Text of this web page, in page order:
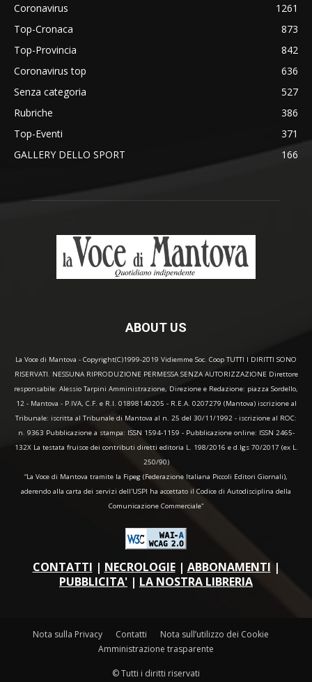
Coronavirus
1261
Top-Cronaca
873
Top-Provincia
842
Coronavirus top
636
Senza categoria
527
Rubriche
386
Top-Eventi
371
GALLERY DELLO SPORT
166
ABOUT US
La Voce di Mantova - Copyright(C)1999-2019 Vidiemme Soc. Coop TUTTI I DIRITTI SONO
RISERVATI. NESSUNA RIPRODUZIONE PERMESSA SENZA AUTORIZZAZIONE Direttore
responsabile: Alessio Tarpini Amministrazione, Direzione e Redazione: piazza Sordello,
12 - Mantova - P.IVA, C.F. e R.I. 01898140205 - R.E.A. 0207279 (Mantova) iscrizione al
Tribunale: iscritta al Tribunale di Mantova al n. 25 del 30/11/1992 - iscrizione al ROC:
n. 9363 Pubblicazione a stampa: ISSN 1594-1159 - Pubblicazione online: ISSN 2465-
132X La testata fruisce dei contributi diretti editoria L. 198/2016 e d.lgs 70/2017 (ex L.
250/90)
“La Voce di Mantova tramite la Fipeg (Federazione Italiana Piccoli Editori Giornali),
aderendo alla carta dei servizi dell'USPI ha accettato il Codice di Autodisciplina della
Comunicazione Commerciale"
CONTATTI | NECROLOGIE| ABBONAMENTI |
PUBBLICITA' | LA NOSTRA LIBRERIA
Nota sulla Privacy Contatti
Nota sull’utilizzo dei Cookie
Amministrazione trasparente
© Tutti i diritti riservati